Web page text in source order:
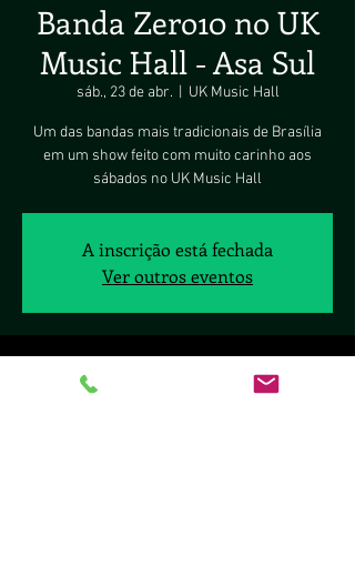
Banda Zero10 no UK
Music Hall - Asa Sul
sáb., 23 de abr.
  |
UK Music Hall
Um das bandas mais tradicionais de Brasília
em um show feito com muito carinho aos
sábados no UK Music Hall
A inscrição está fechada
Ver outros eventos
Horário e local